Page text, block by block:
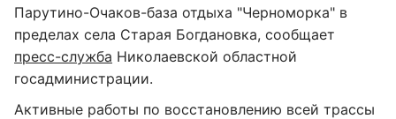
Парутино-Очаков-база отдыха "Черноморка" в
пределах села Старая Богдановка, сообщает
пресс-служба Николаевской областной
госадминистрации.
Активные работы по восстановлению всей трассы